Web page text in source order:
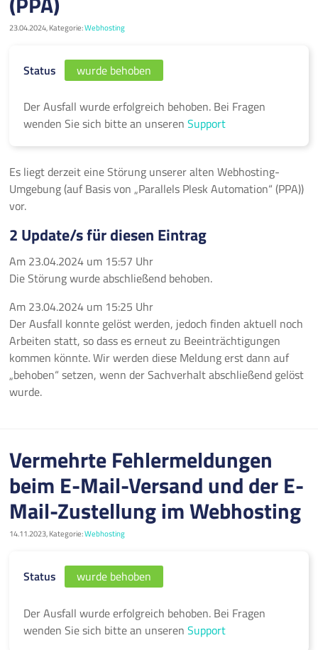
23.04.2024, Kategorie:Webhosting
Status wurde behoben
Der Ausfall wurde erfolgreich behoben. Bei Fragen
wenden Sie sich bitte an unseren Support
Es liegt derzeit eine Störung unserer alten Webhosting-
Umgebung (auf Basis von „Parallels Plesk Automation“ (PPA))
vor.
2 Update/s für diesen Eintrag
Am 23.04.2024um 15:57 Uhr
Die Störung wurde abschließend behoben.
Am 23.04.2024um 15:25 Uhr
Der Ausfall konnte gelöst werden, jedoch finden aktuell noch
Arbeiten statt, so dass es erneut zu Beeinträchtigungen
kommen könnte. Wir werden diese Meldung erst dann auf
„behoben“ setzen, wenn der Sachverhalt abschließend gelöst
wurde.
Vermehrte Fehlermeldungen
beim E-Mail-Versand und der E-
Mail-Zustellung im Webhosting
14.11.2023, Kategorie:Webhosting
Status wurde behoben
Der Ausfall wurde erfolgreich behoben. Bei Fragen
wenden Sie sich bitte an unseren Support